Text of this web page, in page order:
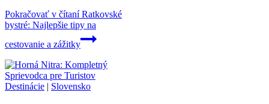
Pokračovať v čítaníRatkovské
bystré: Najlepšie tipy na
cestovanie a zážitky
Destinácie | Slovensko